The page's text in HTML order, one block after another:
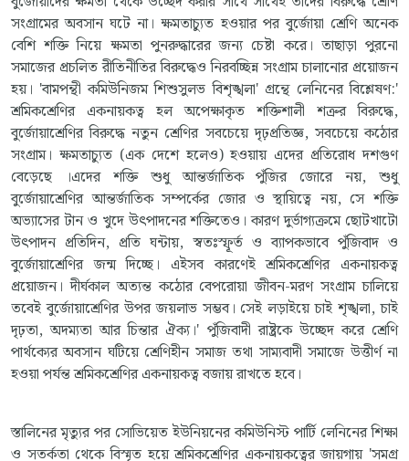
সংগ্রামের অবসান ঘটে না। ক্ষমতাচ্যুত হওয়ার পর বুর্জোয়া শ্রেণি অনেক
বেশি শক্তি নিয়ে ক্ষমতা পুনরুদ্ধারের জন্য চেষ্টা করে। তাছাড়া পুরনো
সমাজের প্রচলিত রীতিনীতির বিরুদ্ধেও নিরবচ্ছিন্ন সংগ্রাম চালানোর প্রয়োজন
হয়। 'বামপন্থী কমিউনিজম শিশুসুলভ বিশৃঙ্খলা' গ্রন্থে লেনিনের বিশ্লেষণ:'
শ্রমিকশ্রেণির একনায়কত্ব হল অপেক্ষাকৃত শক্তিশালী শত্রুর বিরুদ্ধে,
বুর্জোয়াশ্রেণির বিরুদ্ধে নতুন শ্রেণির সবচেয়ে দৃঢ়প্রতিজ্ঞ, সবচেয়ে কঠোর
সংগ্রাম। ক্ষমতাচ্যুত (এক দেশে হলেও) হওয়ায় এদের প্রতিরোধ দশগুণ
বেড়েছে ।এদের শক্তি শুধু আন্তর্জাতিক পুঁজির জোরে নয়, শুধু
বুর্জোয়াশ্রেণির আন্তর্জাতিক সম্পর্কের জোর ও স্থায়িত্বে নয়, সে শক্তি
অভ্যাসের টান ও খুদে উৎপাদনের শক্তিতেও। কারণ দুর্ভাগ্যক্রমে ছোটখাটো
উৎপাদন প্রতিদিন, প্রতি ঘন্টায়, স্বতঃস্ফূর্ত ও ব্যাপকভাবে পুঁজিবাদ ও
বুর্জোয়াশ্রেণির জন্ম দিচ্ছে। এইসব কারণেই শ্রমিকশ্রেণির একনায়কত্ব
প্রয়োজন। দীর্ঘকাল অত্যন্ত কঠোর বেপরোয়া জীবন-মরণ সংগ্রাম চালিয়ে
তবেই বুর্জোয়াশ্রেণির উপর জয়লাভ সম্ভব। সেই লড়াইয়ে চাই শৃঙ্খলা, চাই
দৃঢ়তা, অদম্যতা আর চিন্তার ঐক্য।' পুঁজিবাদী রাষ্ট্রকে উচ্ছেদ করে শ্রেণি
পার্থক্যের অবসান ঘটিয়ে শ্রেণিহীন সমাজ তথা সাম্যবাদী সমাজে উত্তীর্ণ না
হওয়া পর্যন্ত শ্রমিকশ্রেণির একনায়কত্ব বজায় রাখতে হবে।
স্তালিনের মৃত্যুর পর সোভিয়েত ইউনিয়নের কমিউনিস্ট পার্টি লেনিনের শিক্ষা
ও সতর্কতা থেকে বিস্মৃত হয়ে শ্রমিকশ্রেণির একনায়কত্বের জায়গায় 'সমগ্র